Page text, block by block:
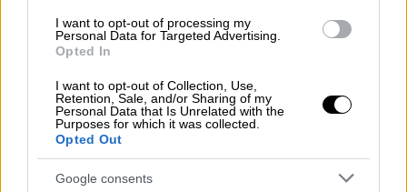
I want to opt-out of processing my
Personal Data for Targeted Advertising.
Opted In
I want to opt-out of Collection, Use,
Retention, Sale, and/or Sharing of my
Personal Data that Is Unrelated with the
Purposes for which it was collected.
Opted Out
Google consents
«Είμαστε εδώ και περιμένουμε»
παλιά γέφυρα του Ευρίπου είχε ανοίξει
προκειμένου να περάσουν τα πλοία και όταν
επιχείρησαν να την κλείσουν αυτή παρέμεινε
ανοιχτή,προκαλώντας κυκλοφοριακά